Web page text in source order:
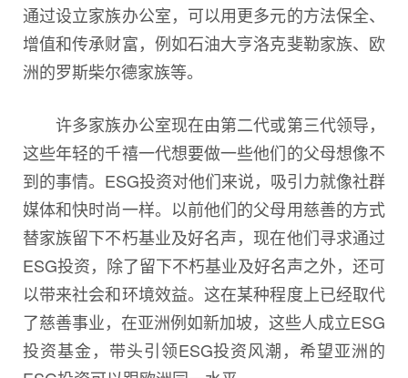
通过设立家族办公室，可以用更多元的方法保全、
增值和传承财富，例如石油大亨洛克斐勒家族、欧
洲的罗斯柴尔德家族等。
许多家族办公室现在由第二代或第三代领导，
这些年轻的千禧一代想要做一些他们的父母想像不
到的事情。ESG投资对他们来说，吸引力就像社群
媒体和快时尚一样。以前他们的父母用慈善的方式
替家族留下不朽基业及好名声，现在他们寻求通过
ESG投资，除了留下不朽基业及好名声之外，还可
以带来社会和环境效益。这在某种程度上已经取代
了慈善事业，在亚洲例如新加坡，这些人成立ESG
投资基金，带头引领ESG投资风潮，希望亚洲的